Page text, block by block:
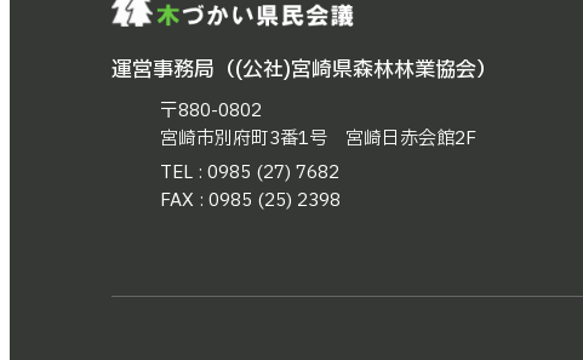
運営事務局（(公社)宮崎県森林林業協会）
〒880-0802
宮崎市別府町3番1号 宮崎日赤会館2F
TEL : 0985 (27) 7682
FAX : 0985 (25) 2398